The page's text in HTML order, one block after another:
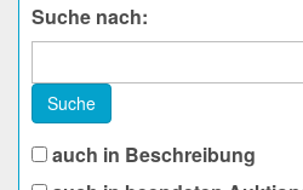
Suche nach:
Suche
auch in Beschreibung